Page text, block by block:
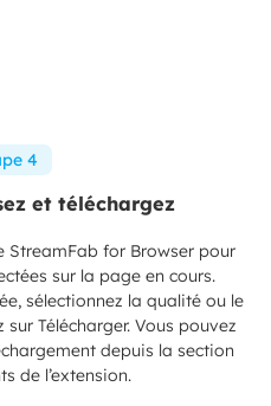
4
et téléchargez
StreamFab for Browser pour
sur la page en cours.
sélectionnez la qualité ou le
Télécharger. Vous pouvez
depuis la section
de l’extension.